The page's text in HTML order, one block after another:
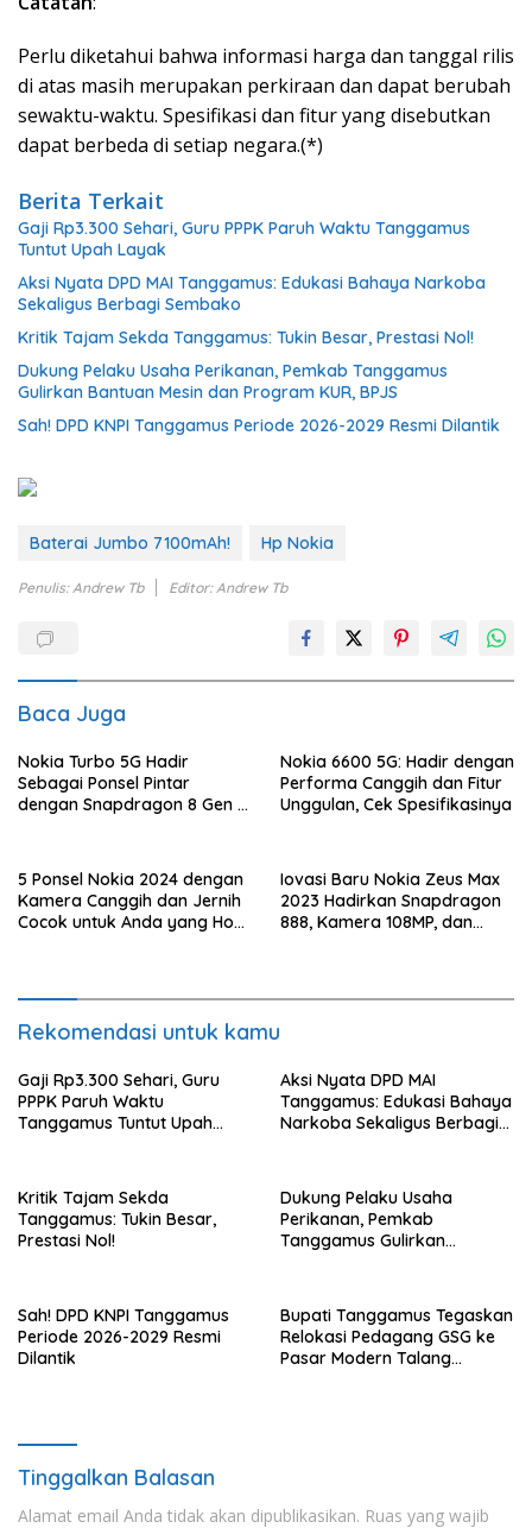
Perlu diketahui bahwa informasi harga dan tanggal rilis
di atas masih merupakan perkiraan dan dapat berubah
sewaktu-waktu. Spesifikasi dan fitur yang disebutkan
dapat berbeda di setiap negara.(*)
Berita Terkait
Gaji Rp3.300 Sehari, Guru PPPK Paruh Waktu Tanggamus
Tuntut Upah Layak
Aksi Nyata DPD MAI Tanggamus: Edukasi Bahaya Narkoba
Sekaligus Berbagi Sembako
Kritik Tajam Sekda Tanggamus: Tukin Besar, Prestasi Nol!
Dukung Pelaku Usaha Perikanan, Pemkab Tanggamus
Gulirkan Bantuan Mesin dan Program KUR, BPJS
Sah! DPD KNPI Tanggamus Periode 2026-2029 Resmi Dilantik
Baterai Jumbo 7100mAh! Hp Nokia
Penulis: Andrew Tb Editor: Andrew Tb
Baca Juga
Nokia Turbo 5G Hadir
Sebagai Ponsel Pintar
dengan Snapdragon 8 Gen 3
Nokia 6600 5G: Hadir dengan
Performa Canggih dan Fitur
Unggulan, Cek Spesifikasinya
5 Ponsel Nokia 2024 dengan
Kamera Canggih dan Jernih
Cocok untuk Anda yang Hobi
Iovasi Baru Nokia Zeus Max
2023 Hadirkan Snapdragon
888, Kamera 108MP, dan
Rekomendasi untuk kamu
Gaji Rp3.300 Sehari, Guru
PPPK Paruh Waktu
Tanggamus Tuntut Upah
Aksi Nyata DPD MAI
Tanggamus: Edukasi Bahaya
Narkoba Sekaligus Berbagi
Kritik Tajam Sekda
Tanggamus: Tukin Besar,
Prestasi Nol!
Dukung Pelaku Usaha
Perikanan, Pemkab
Tanggamus Gulirkan
Sah! DPD KNPI Tanggamus
Periode 2026-2029 Resmi
Dilantik
Bupati Tanggamus Tegaskan
Relokasi Pedagang GSG ke
Pasar Modern Talang
Tinggalkan Balasan
Alamat email Anda tidak akan dipublikasikan. Ruas yang wajib